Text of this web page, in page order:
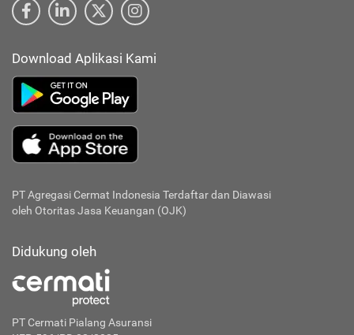
Download Aplikasi Kami
PT Agregasi Cermat Indonesia Terdaftar dan Diawasi
oleh Otoritas Jasa Keuangan (OJK)
Didukung oleh
PT Cermati Pialang Asuransi